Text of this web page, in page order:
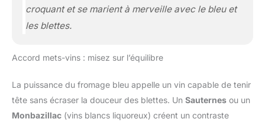
croquant et se marient à merveille avec le bleu et
les blettes.
Accord mets-vins : misez sur l’équilibre
La puissance du fromage bleu appelle un vin capable de tenir
tête sans écraser la douceur des blettes. Un Sauternes ou un
Monbazillac (vins blancs liquoreux) créent un contraste